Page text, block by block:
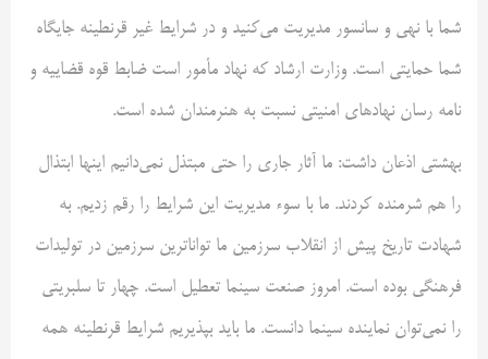
شما با نهی و سانسور مدیریت می‌کنید و در شرایط غیر قرنطینه جایگاه
شما حمایتی است. وزارت ارشاد که نهاد مأمور است ضابط قوه قضاییه و
نامه رسان نهادهای امنیتی نسبت به هنرمندان شده است.
بهشتی اذعان داشت: ما آثار جاری را حتی مبتذل نمی‌دانیم اینها ابتذال
را هم شرمنده کردند. ما با سوء مدیریت این شرایط را رقم زدیم. به
شهادت تاریخ پیش از انقلاب سرزمین ما تواناترین سرزمین در تولیدات
فرهنگی بوده است. امروز صنعت سینما تعطیل است. چهار تا سلبریتی
را نمی‌توان نماینده سینما دانست. ما باید بپذیریم شرایط قرنطینه همه